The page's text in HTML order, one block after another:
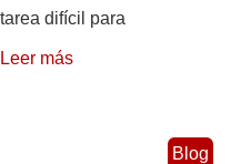
tarea difícil para
Leer más
Blog